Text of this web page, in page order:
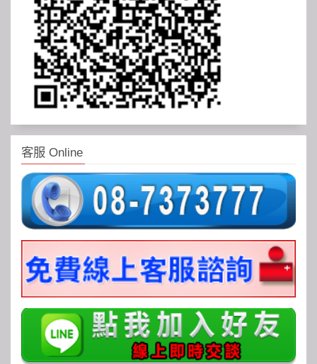
客服 Online